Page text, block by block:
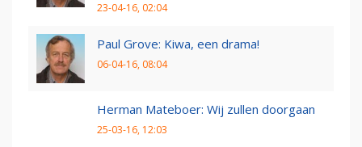
23-04-16, 02:04
Paul Grove: Kiwa, een drama!
06-04-16, 08:04
Herman Mateboer: Wij zullen doorgaan
25-03-16, 12:03